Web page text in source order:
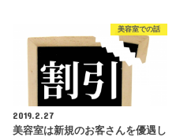
美容室での話
2019.2.27
美容室は新規のお客さんを優遇し